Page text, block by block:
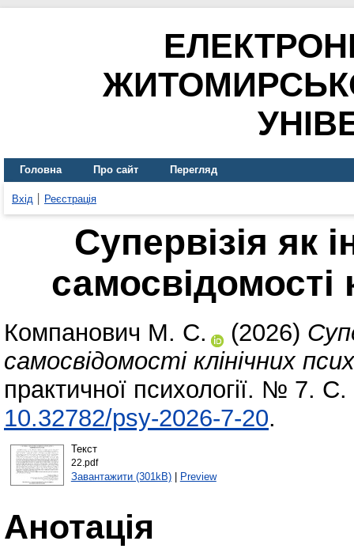
Головна Про сайт Перегляд
Вхід Реєстрація
Супервізія як
самосвідомості
Компанович М. С. (2026)
самосвідомості клінічних
практичної психології. № 7.
10.32782/psy-2026-7-20.
Текст
22.pdf
Завантажити (301kB)| Preview
Анотація